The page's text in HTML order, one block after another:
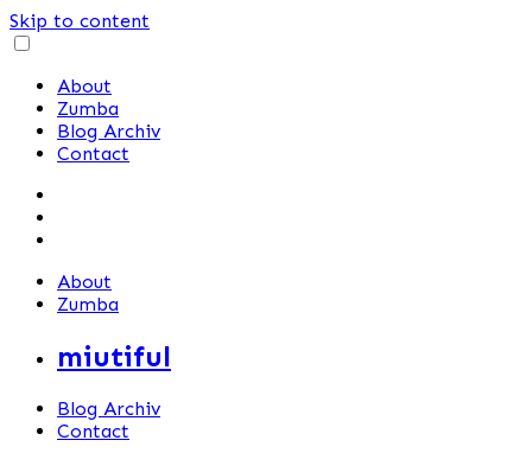
Skip to content
About
Zumba
Blog Archiv
Contact
About
Zumba
miutiful
Blog Archiv
Contact